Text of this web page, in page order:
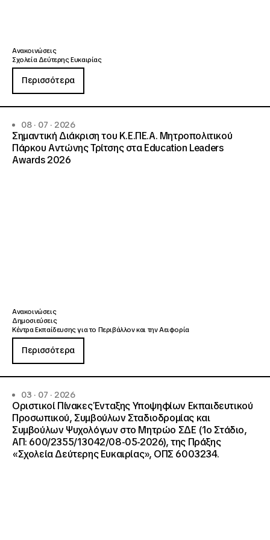
Ανακοινώσεις
Σχολεία Δεύτερης Ευκαιρίας
Περισσότερα
08 · 07 · 2026
Σημαντική Διάκριση του Κ.Ε.ΠΕ.Α. Μητροπολιτικού
Πάρκου Αντώνης Τρίτσης στα Education Leaders
Awards 2026
Ανακοινώσεις
Δημοσιεύσεις
Κέντρα Εκπαίδευσης για το Περιβάλλον και την Αειφορία
Περισσότερα
03 · 07 · 2026
Οριστικοί Πίνακες Ένταξης Υποψηφίων Εκπαιδευτικού
Προσωπικού, Συμβούλων Σταδιοδρομίας και
Συμβούλων Ψυχολόγων στο Μητρώο ΣΔΕ (1ο Στάδιο,
ΑΠ: 600/2355/13042/08-05-2026), της Πράξης
«Σχολεία Δεύτερης Ευκαιρίας», ΟΠΣ 6003234.